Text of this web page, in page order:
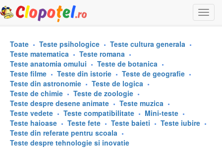
Toate Teste psihologice
Teste cultura generala
Teste matematica
Teste romana
Teste anatomia omului
Teste de botanica
Teste filme
Teste din istorie
Teste de geografie
Teste din astronomie
Teste de logica
Teste de chimie
Teste de zoologie
Teste despre desene animate
Teste muzica
Teste vedete
Teste compatibilitate
Mini-teste
Teste haioase
Teste fete Teste baieti
Teste iubire
Teste din referate pentru scoala
Teste despre tehnologie si inovatie